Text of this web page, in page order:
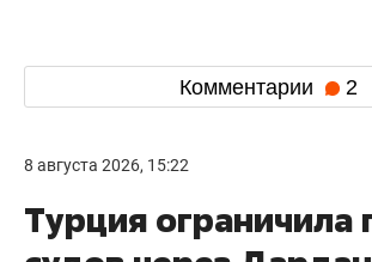
Комментарии 2
8 августа 2026, 15:22
Турция ограничила